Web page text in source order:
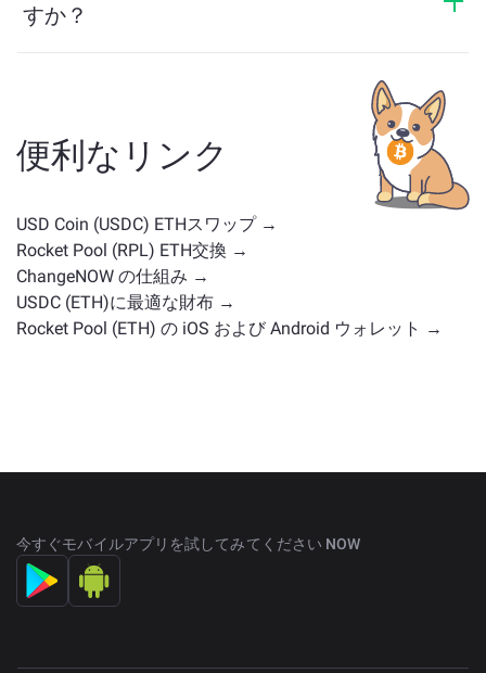
すか？
— ステーブルコイン、ユーティリティトークン、ガバ
ナンスコイン、またはその他のタイプかどうかです。
一般的な代替案には、類似のユースケースや市場の位
置を持つ他の暗号通貨が含まれます。
メイン交換ペー
で利用可能なすべての資産を確認してください。
便利なリンク
USD Coin (USDC) ETHスワップ →
Rocket Pool (RPL) ETH交換 →
ChangeNOW の仕組み →
USDC (ETH)に最適な財布 →
Rocket Pool (ETH) の iOS および Android ウォレット →
今すぐモバイルアプリを試してみてください NOW